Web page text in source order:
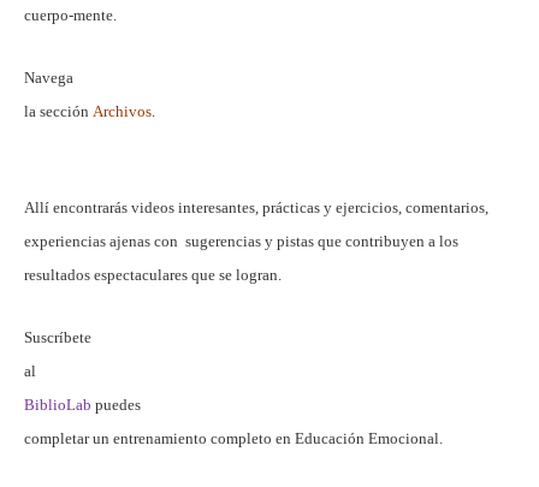
cuerpo-mente.
Navega
la sección Archivos.
Allí encontrarás videos interesantes, prácticas y ejercicios, comentarios,
experiencias ajenas con sugerencias y pistas que contribuyen a los
resultados espectaculares que se logran.
Suscríbete
al
BiblioLab puedes
completar un entrenamiento completo en Educación Emocional.